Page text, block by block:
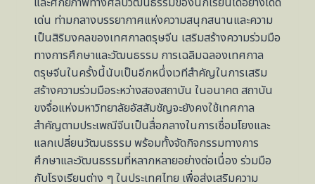
เด่น ท่ามกลางบรรยากาศแห่งความสนุกสนานและความ
เป็นสิริมงคลของเทศกาลตรุษจีน เสริมสร้างความร่วมมือ
ทางการศึกษาและวัฒนธรรม การเฉลิมฉลองเทศกาล
ตรุษจีนในครั้งนี้นับเป็นอีกหนึ่งเวทีสำคัญในการเสริม
สร้างความร่วมมือระหว่างสองสถาบัน ในอนาคต สถาบัน
ขงจื่อแห่งมหาวิทยาลัยอัสสัมชัญจะยังคงใช้เทศกาล
สำคัญตามประเพณีจีนเป็นสื่อกลางในการเชื่อมโยงและ
แลกเปลี่ยนวัฒนธรรม พร้อมทั้งจัดกิจกรรมทางการ
ศึกษาและวัฒนธรรมที่หลากหลายอย่างต่อเนื่อง ร่วมมือ
กับโรงเรียนต่าง ๆ ในประเทศไทย เพื่อส่งเสริมความ